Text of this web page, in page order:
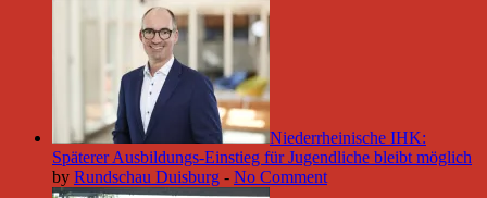
Niederrheinische IHK:
Späterer Ausbildungs-Einstieg für Jugendliche bleibt möglich
by Rundschau Duisburg - No Comment